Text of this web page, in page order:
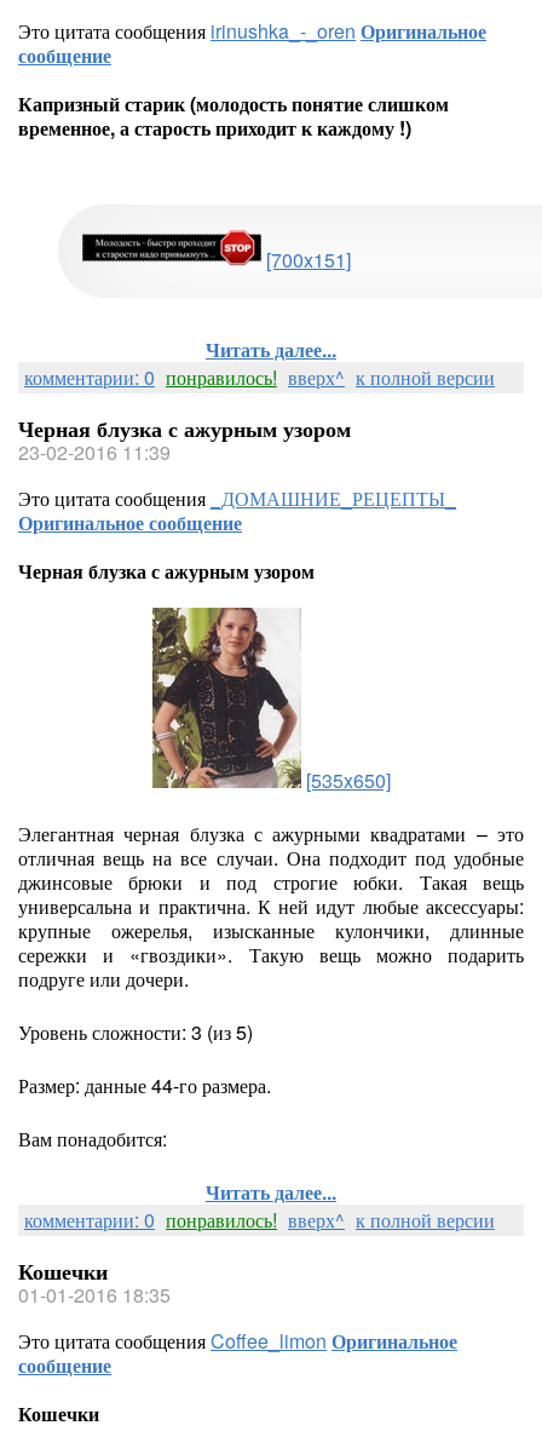
Это цитата сообщения irinushka_-_oren Оригинальное
сообщение
Капризный старик (молодость понятие слишком
временное, а старость приходит к каждому !)
[700x151]
Читать далее...
комментарии: 0 понравилось! вверх^ к полной версии
Черная блузка с ажурным узором
23-02-2016 11:39
Это цитата сообщения _ДОМАШНИЕ_РЕЦЕПТЫ_
Оригинальное сообщение
Черная блузка с ажурным узором
[535x650]
Элегантная черная блузка с ажурными квадратами – это
отличная вещь на все случаи. Она подходит под удобные
джинсовые брюки и под строгие юбки. Такая вещь
универсальна и практична. К ней идут любые аксессуары:
крупные ожерелья, изысканные кулончики, длинные
сережки и «гвоздики». Такую вещь можно подарить
подруге или дочери.
Уровень сложности: 3 (из 5)
Размер: данные 44-го размера.
Вам понадобится:
Читать далее...
комментарии: 0 понравилось! вверх^ к полной версии
Кошечки
01-01-2016 18:35
Это цитата сообщенияCoffee_limon Оригинальное
сообщение
Кошечки